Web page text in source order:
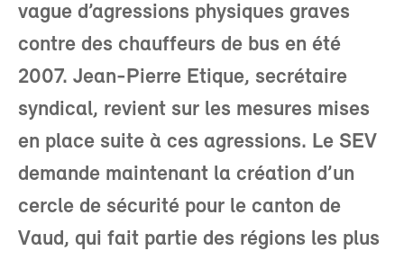
vague d’agressions physiques graves
contre des chauffeurs de bus en été
2007. Jean-Pierre Etique, secrétaire
syndical, revient sur les mesures mises
en place suite à ces agressions. Le SEV
demande maintenant la création d’un
cercle de sécurité pour le canton de
Vaud, qui fait partie des régions les plus